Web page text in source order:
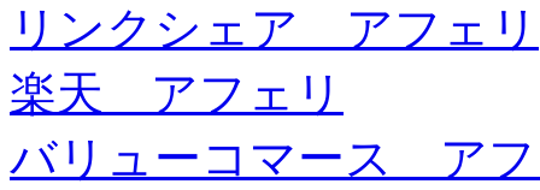
リンクシェア アフェリ
楽天 アフェリ
バリューコマース ア